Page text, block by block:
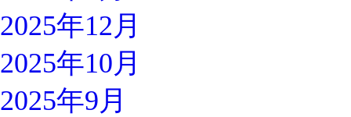
2025年12月
2025年10月
2025年9月